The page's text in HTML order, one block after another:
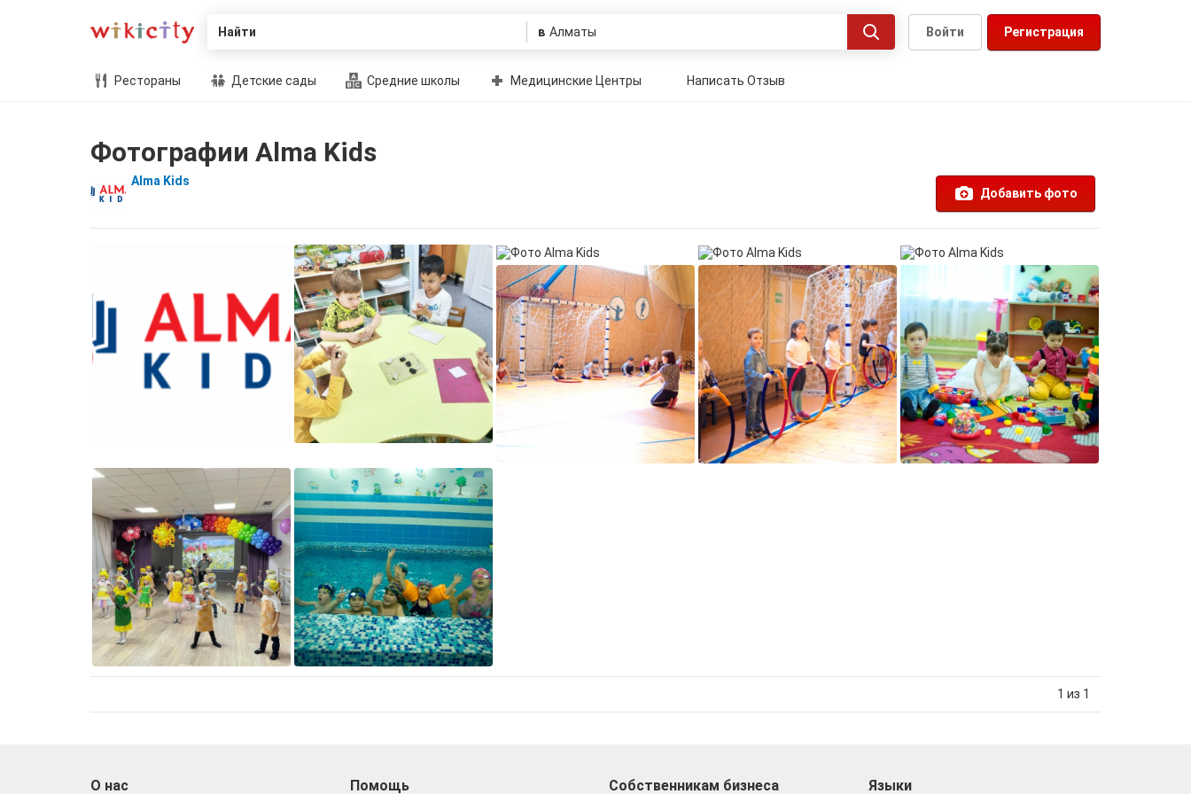
Найти в Регистрация
Войти
Рестораны Детские сады Средние школы Медицинские Центры Написать Отзыв
Фотографии Alma Kids
Alma Kids
Добавить фото
1 из 1
О нас Помощь Собственникам бизнеса Языки